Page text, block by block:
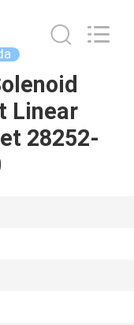
Linear
28252-